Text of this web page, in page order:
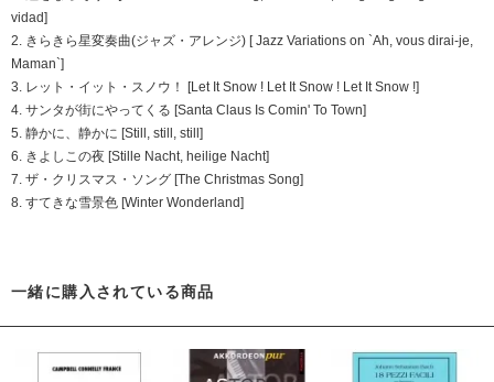
vidad]
2. きらきら星変奏曲(ジャズ・アレンジ) [ Jazz Variations on `Ah, vous dirai-je,
Maman`]
3. レット・イット・スノウ！ [Let It Snow ! Let It Snow ! Let It Snow !]
4. サンタが街にやってくる [Santa Claus Is Comin' To Town]
5. 静かに、静かに [Still, still, still]
6. きよしこの夜 [Stille Nacht, heilige Nacht]
7. ザ・クリスマス・ソング [The Christmas Song]
8. すてきな雪景色 [Winter Wonderland]
一緒に購入されている商品